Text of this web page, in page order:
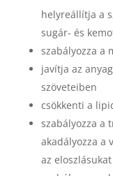
helyreállítja a
sugár- és
szabályozza a
javítja az
szöveteiben
csökkenti a
szabályozza a
akadályozza a
az eloszlásukat